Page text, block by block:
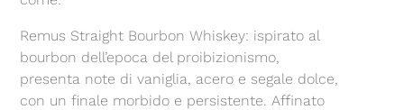
Remus Straight Bourbon Whiskey: ispirato al
bourbon dell’epoca del proibizionismo,
presenta note di vaniglia, acero e segale dolce,
con un finale morbido e persistente. Affinato